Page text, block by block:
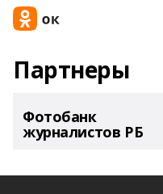
Партнеры
Фотобанк
журналистов РБ